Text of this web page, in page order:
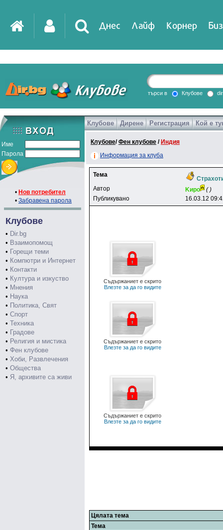
Днес Лайф Корнер
DirTV Impressio
Games
търси в Клубове
Име
Парола
• Нов потребител
• Забравена парола
Клубове
• Dir.bg
• Взаимопомощ
• Горещи теми
• Компютри и Интернет
• Контакти
• Култура и изкуство
• Мнения
• Наука
• Политика, Свят
• Спорт
• Техника
• Градове
• Религия и мистика
• Фен клубове
• Хоби, Развлечения
• Общества
• Я, архивите са живи
Клубове Дирене Регистрация Кой е
Клубове/Фен клубове / Индия
Информация за клуба
Тема
Автор
Kиpo
( )
Публикувано
16.03.12
Съдържаниет е скрито
Влезте за да го видите
Съдържаниет е скрито
Влезте за да го видите
Съдържаниет е скрито
Влезте за да го видите
Цялата тема
Тема